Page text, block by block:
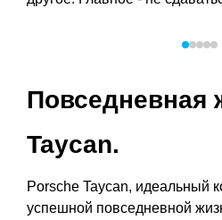
Повседневная
Taycan.
Porsche Taycan, идеальный
успешной повседневной